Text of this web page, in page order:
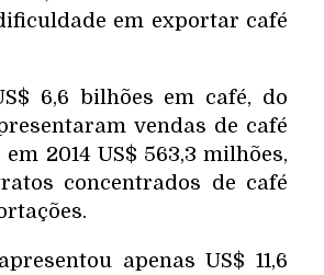
em exportar café
6,6 bilhões em café, do
vendas de café
2014 US$ 563,3 milhões,
concentrados de café
apenas US$ 11,6